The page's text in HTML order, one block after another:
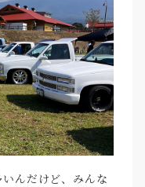
んだけど、みんな